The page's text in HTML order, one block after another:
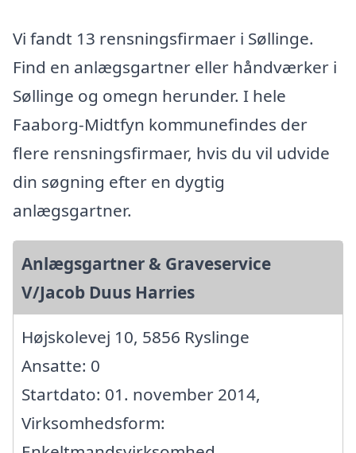
Vi fandt 13 rensningsfirmaer i Søllinge.
Find en anlægsgartner eller håndværker i
Søllinge og omegn herunder. I hele
Faaborg-Midtfyn kommunefindes der
flere rensningsfirmaer, hvis du vil udvide
din søgning efter en dygtig
anlægsgartner.
Anlægsgartner & Graveservice
V/Jacob Duus Harries
Højskolevej 10, 5856 Ryslinge
Ansatte: 0
Startdato: 01. november 2014,
Virksomhedsform: